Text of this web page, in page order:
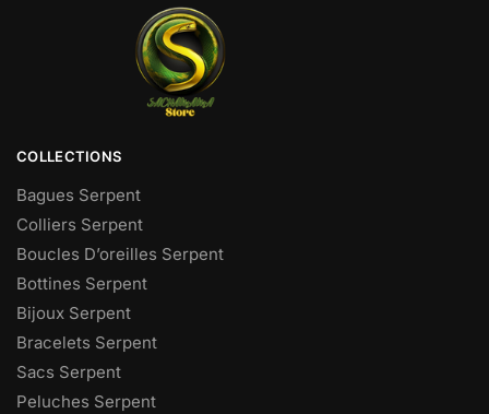
COLLECTIONS
Bagues Serpent
Colliers Serpent
Boucles D’oreilles Serpent
Bottines Serpent
Bijoux Serpent
Bracelets Serpent
Sacs Serpent
Peluches Serpent